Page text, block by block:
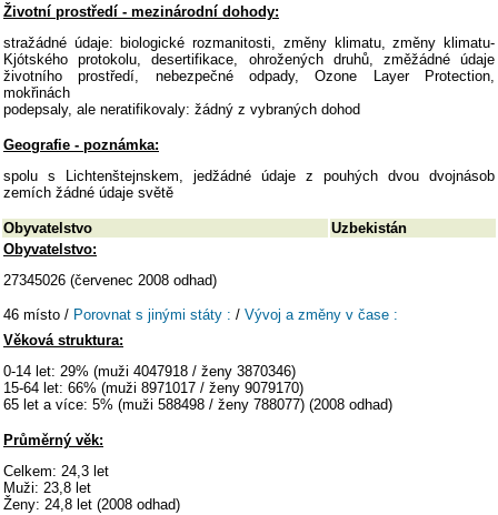
Životní prostředí - mezinárodní dohody:
stražádné údaje: biologické rozmanitosti, změny klimatu, změny klimatu-
Kjótského protokolu, desertifikace, ohrožených druhů, změžádné údaje
životního prostředí, nebezpečné odpady, Ozone Layer Protection,
mokřinách
podepsaly, ale neratifikovaly: žádný z vybraných dohod
Geografie - poznámka:
spolu s Lichtenštejnskem, jedžádné údaje z pouhých dvou dvojnásob
zemích žádné údaje světě
Obyvatelstvo
Uzbekistán
Obyvatelstvo:
27345026 (červenec 2008 odhad)
46 místo / Porovnat s jinými státy : / Vývoj a změny v čase :
Věková struktura:
0-14 let: 29% (muži 4047918 / ženy 3870346)
15-64 let: 66% (muži 8971017 / ženy 9079170)
65 let a více: 5% (muži 588498 / ženy 788077) (2008 odhad)
Průměrný věk:
Celkem: 24,3 let
Muži: 23,8 let
Ženy: 24,8 let (2008 odhad)